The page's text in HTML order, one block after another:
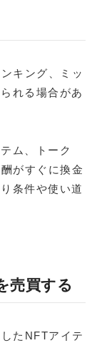
キング、ミッ
れる場合があ
ム、トーク
がすぐに換金
条件や使い道
売買する
たNFTアイテ